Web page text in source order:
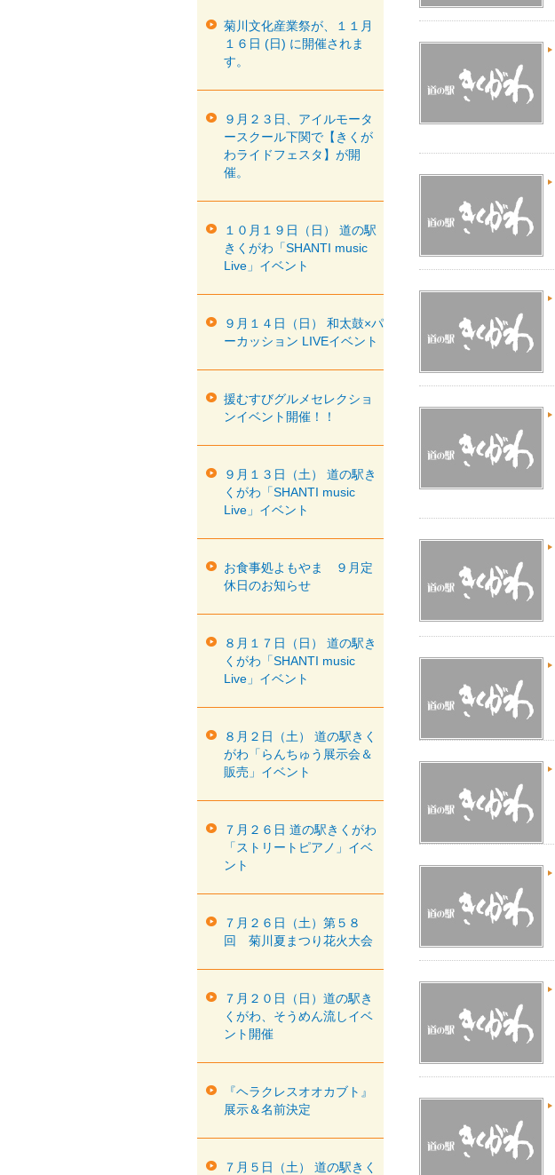
菊川文化産業祭が、１１月
１６日 (日) に開催されま
す。
９月２３日、アイルモータ
ースクール下関で【きくが
わライドフェスタ】が開
催。
１０月１９日（日） 道の駅
きくがわ「SHANTI music
Live」イベント
９月１４日（日） 和太鼓×パ
ーカッション LIVEイベント
援むすびグルメセレクショ
ンイベント開催！！
９月１３日（土） 道の駅き
くがわ「SHANTI music
Live」イベント
お食事処よもやま ９月定
休日のお知らせ
８月１７日（日） 道の駅き
くがわ「SHANTI music
Live」イベント
８月２日（土） 道の駅きく
がわ「らんちゅう展示会＆
販売」イベント
７月２６日 道の駅きくがわ
「ストリートピアノ」イベ
ント
７月２６日（土）第５８
回 菊川夏まつり花火大会
７月２０日（日）道の駅き
くがわ、そうめん流しイベ
ント開催
『ヘラクレスオオカブト』
展示＆名前決定
７月５日（土） 道の駅きく